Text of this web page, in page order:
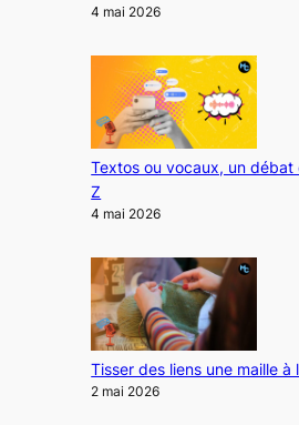
4 mai 2026
Textos ou vocaux, un débat
Z
4 mai 2026
Tisser des liens une maille à
2 mai 2026